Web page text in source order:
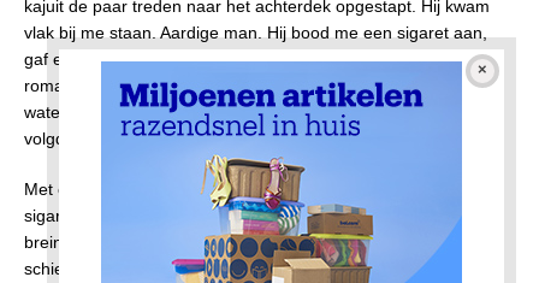
kajuit de paar treden naar het achterdek opgestapt. Hij kwam
vlak bij me staan. Aardige man. Hij bood me een sigaret aan,
gaf een vuurtje en sprak toen een paar regels die zo uit een
romantisch gedicht konden komen. ‘De hemel is zwart en het
water is zwart.’ Dat was ik met hem eens, maar met wat erop
volgde niet.
Met onheilspellende stem vervolgde hij: ‘Je rookt nu je laatste
sigaret, want jij gaat straks overboord.’ Op dat moment is je
brein een wonder van redeloos denken. Tientallen gedachten
schieten door je hoofd. Over je eventuele redding, je ouders, je